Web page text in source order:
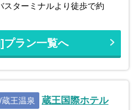
スターミナルより徒歩で約
プラン一覧へ
王温泉 蔵王国際ホテル